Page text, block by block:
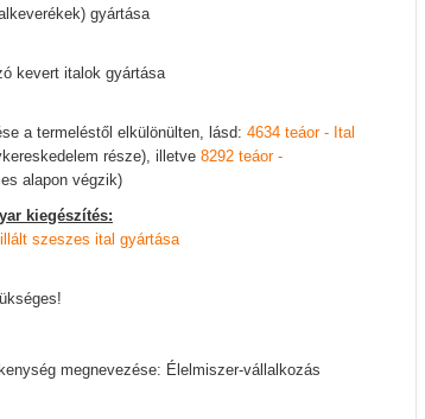
gyártása
kevert italok gyártása
a termeléstől elkülönülten, lásd: 4634 teáor - Ital
része), illetve 8292 teáor -
alapon végzik)
kiegészítés:
szeszes ital gyártása
megnevezése: Élelmiszer-vállalkozás